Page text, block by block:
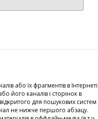
або їх фрагментів в Інтернеті
його каналів і сторінок в
для пошукових систем
не нижче першого абзацу.